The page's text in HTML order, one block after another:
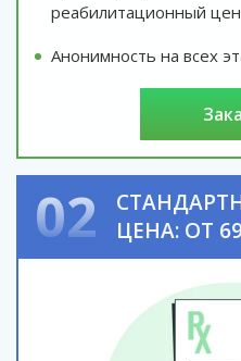
реабилитационный
Анонимность на всех
02
ЦЕНА: ОТ